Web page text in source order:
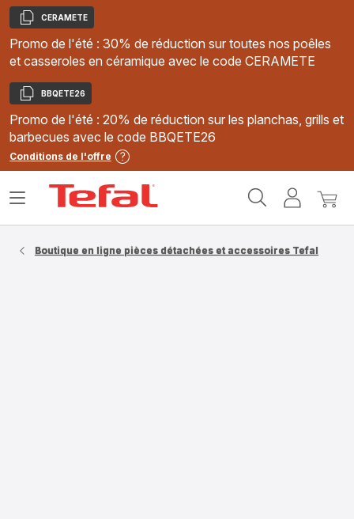
Copier
CERAMETE
Promo de l'été : 30% de réduction sur toutes nos poêles
et casseroles en céramique avec le code CERAMETE
Copier
BBQETE26
Promo de l'été : 20% de réduction sur les planchas, grills et
barbecues avec le code BBQETE26
Conditions de l'offre
MonMon
Ouvrir
Boutique en ligne pièces détachées et accessoires Tefal